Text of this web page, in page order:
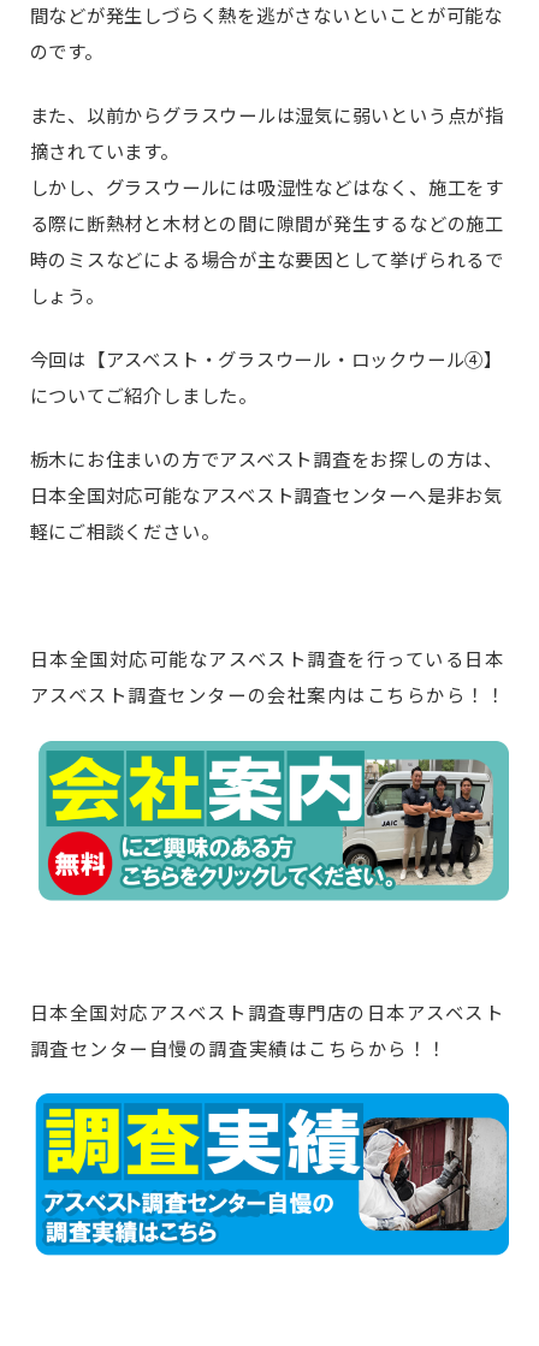
間などが発生しづらく熱を逃がさないといことが可能な
のです。
また、以前からグラスウールは湿気に弱いという点が指
摘されています。
しかし、グラスウールには吸湿性などはなく、施工をす
る際に断熱材と木材との間に隙間が発生するなどの施工
時のミスなどによる場合が主な要因として挙げられるで
しょう。
今回は【アスベスト・グラスウール・ロックウール④】
についてご紹介しました。
栃木にお住まいの方でアスベスト調査をお探しの方は、
日本全国対応可能なアスベスト調査センターへ是非お気
軽にご相談ください。
日本全国対応可能なアスベスト調査を行っている日本
アスベスト調査センターの会社案内はこちらから！！
日本全国対応アスベスト調査専門店の日本アスベスト
調査センター自慢の調査実績はこちらから！！